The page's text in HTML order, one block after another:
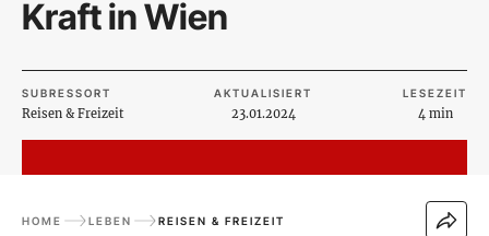
Kraft in Wien
SUBRESSORT
Reisen & Freizeit
AKTUALISIERT
23.01.2024
LESEZEIT
4 min
HOME LEBEN REISEN & FREIZEIT